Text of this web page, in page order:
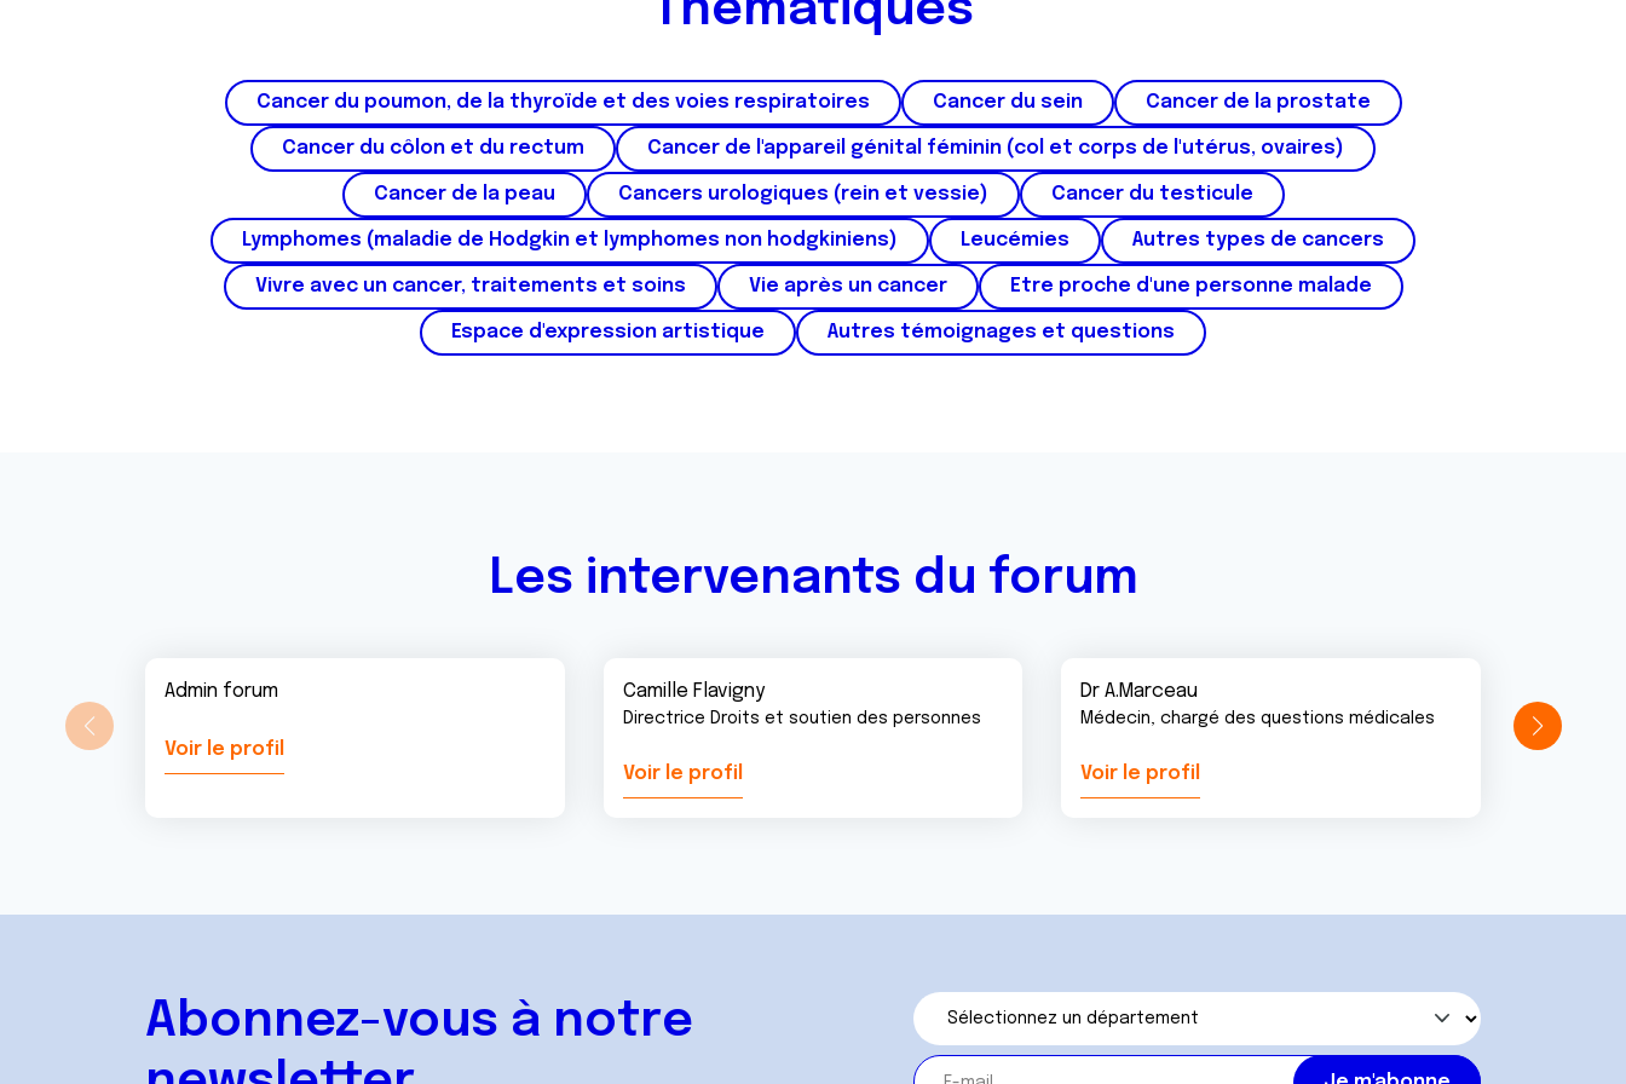
n
t
m
n
t
Thématiques
Cancer du poumon, de la thyroïde et des voies respiratoires Cancer du sein Cancer de la prostate
Cancer du côlon et du rectum Cancer de l'appareil génital féminin (col et corps de l'utérus, ovaires)
Cancer de la peau Cancers urologiques (rein et vessie) Cancer du testicule
Lymphomes (maladie de Hodgkin et lymphomes non hodgkiniens) Leucémies Autres types de cancers
Vivre avec un cancer, traitements et soins Vie après un cancer Etre proche d'une personne malade
Espace d'expression artistique Autres témoignages et questions
Les intervenants du forum
Admin forum
Voir le profil
Camille Flavigny
Directrice Droits et soutien des personnes
Voir le profil
Dr A.Marceau
Médecin, chargé des questions médicales
Voir le profil
Abonnez-vous à notre